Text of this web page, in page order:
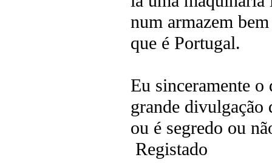
num armazem
que é Portugal.
Eu sinceramente o
grande divulgação
ou é segredo ou
Registado